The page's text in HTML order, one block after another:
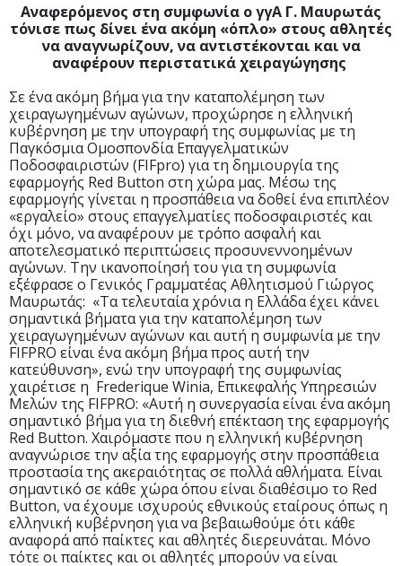
Αναφερόμενος στη συμφωνία ο γγΑ Γ. Μαυρωτάς
τόνισε πως δίνει ένα ακόμη «όπλο» στους αθλητές
να αναγνωρίζουν, να αντιστέκονται και να
αναφέρουν περιστατικά χειραγώγησης
Σε ένα ακόμη βήμα για την καταπολέμηση των
χειραγωγημένων αγώνων, προχώρησε η ελληνική
κυβέρνηση με την υπογραφή της συμφωνίας με τη
Παγκόσμια Ομοσπονδία Επαγγελματικών
Ποδοσφαιριστών (FIFpro) για τη δημιουργία της
εφαρμογής Red Button στη χώρα μας. Μέσω της
εφαρμογής γίνεται η προσπάθεια να δοθεί ένα επιπλέον
«εργαλείο» στους επαγγελματίες ποδοσφαιριστές και
όχι μόνο, να αναφέρουν με τρόπο ασφαλή και
αποτελεσματικό περιπτώσεις προσυνεννοημένων
αγώνων. Την ικανοποίησή του για τη συμφωνία
εξέφρασε ο Γενικός Γραμματέας Αθλητισμού Γιώργος
Μαυρωτάς: «Τα τελευταία χρόνια η Ελλάδα έχει κάνει
σημαντικά βήματα για την καταπολέμηση των
χειραγωγημένων αγώνων και αυτή η συμφωνία με την
FIFPRO είναι ένα ακόμη βήμα προς αυτή την
κατεύθυνση», ενώ την υπογραφή της συμφωνίας
χαιρέτισε η Frederique Winia, Επικεφαλής Υπηρεσιών
Μελών της FIFPRO: «Αυτή η συνεργασία είναι ένα ακόμη
σημαντικό βήμα για τη διεθνή επέκταση της εφαρμογής
Red Button. Χαιρόμαστε που η ελληνική κυβέρνηση
αναγνώρισε την αξία της εφαρμογής στην προσπάθεια
προστασία της ακεραιότητας σε πολλά αθλήματα. Είναι
σημαντικό σε κάθε χώρα όπου είναι διαθέσιμο το Red
Button, να έχουμε ισχυρούς εθνικούς εταίρους όπως η
ελληνική κυβέρνηση για να βεβαιωθούμε ότι κάθε
αναφορά από παίκτες και αθλητές διερευνάται. Μόνο
τότε οι παίκτες και οι αθλητές μπορούν να είναι